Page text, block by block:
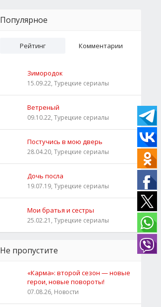
Популярное
Рейтинг Комментарии
Зимородок
15.09.22, Турецкие сериалы
Ветреный
09.10.22, Турецкие сериалы
Постучись в мою дверь
28.04.20, Турецкие сериалы
Дочь посла
19.07.19, Турецкие сериалы
Мои братья и сестры
25.02.21, Турецкие сериалы
Не пропустите
«Карма»: второй сезон — новые
герои, новые повороты!
07.08.26, Новости